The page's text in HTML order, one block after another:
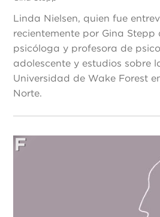
Linda Nielsen, quien fue
recientemente por Gina Stepp
psicóloga y profesora de
adolescente y estudios sobre
Universidad de Wake Forest
Norte.